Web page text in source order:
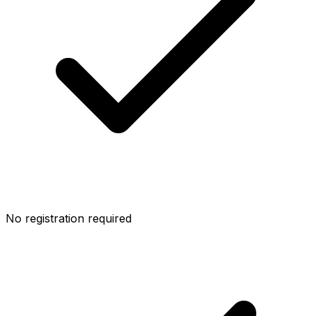
No registration required